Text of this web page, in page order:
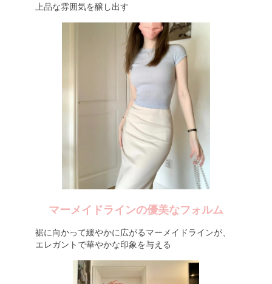
上品な雰囲気を醸し出す
マーメイドラインの優美なフォルム
裾に向かって緩やかに広がるマーメイドラインが、
エレガントで華やかな印象を与える